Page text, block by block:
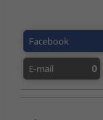
Facebook
E-mail 0